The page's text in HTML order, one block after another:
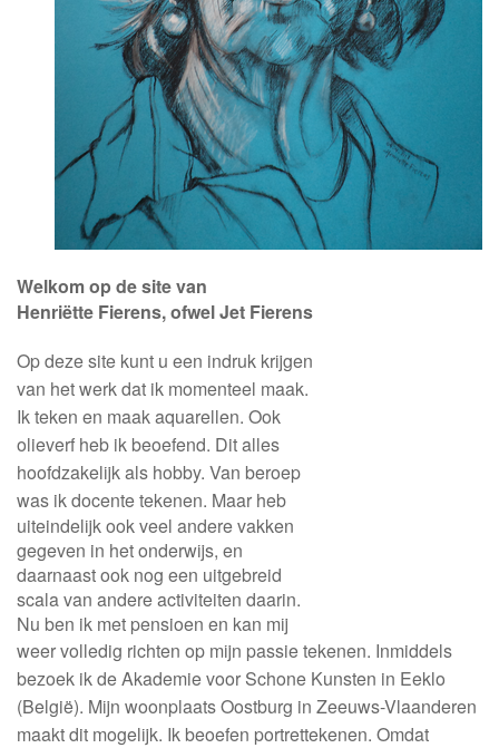
Welkom op de site van
Henriëtte Fierens, ofwel Jet Fierens
Op deze site kunt u een indruk krijgen
van het werk dat ik momenteel maak.
Ik teken en maak aquarellen. Ook
olieverf heb ik beoefend. Dit alles
hoofdzakelijk als hobby. Van beroep
was ik docente tekenen. Maar heb
uiteindelijk ook veel andere vakken
gegeven in het onderwijs, en
daarnaast ook nog een uitgebreid
scala van andere activiteiten daarin.
Nu ben ik met pensioen en kan mij
weer volledig richten op mijn passie tekenen. Inmiddels
bezoek ikde Akademievoor Schone Kunsten in Eeklo
(België). Mijn woonplaats Oostburg in Zeeuws-Vlaanderen
maakt dit mogelijk. Ik beoefen portrettekenen. Omdat